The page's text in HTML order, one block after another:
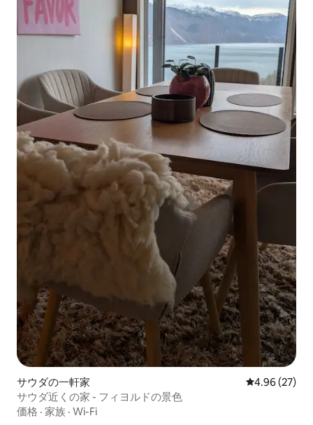
サウダの一軒家 レビュー27
4.96 (27)
サウダ近くの家 - フィヨルドの景色
価格 · 家族 · Wi-Fi